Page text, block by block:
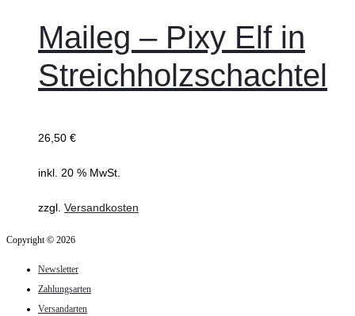
Maileg – Pixy Elf in
Streichholzschachtel
26,50 €
inkl. 20 % MwSt.
zzgl. Versandkosten
Copyright © 2026
Newsletter
Zahlungsarten
Versandarten